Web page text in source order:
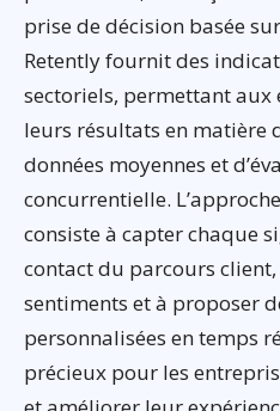
prise de décision basée
Retently fournit des
sectoriels, permettant
leurs résultats en matière
données moyennes et
concurrentielle.
consiste à capter chaque
contact du parcours client,
sentiments et à proposer
personnalisées en temps
précieux pour les